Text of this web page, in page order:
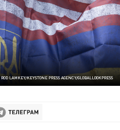
ROD LAMKEY/KEYSTONE PRESS AGENCY/GLOBALLOOKPRESS